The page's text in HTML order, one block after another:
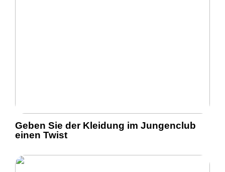
Geben Sie der Kleidung im Jungenclub
einen Twist